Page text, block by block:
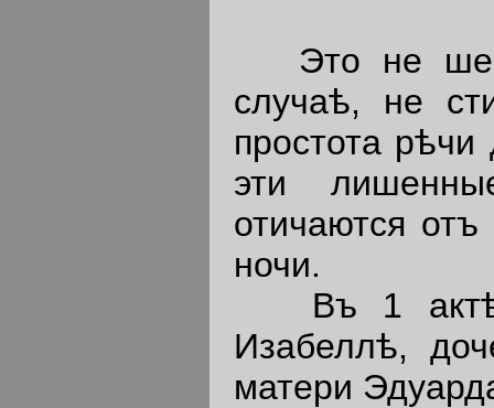
Это не
случаѣ, не
простота
эти
отичаются
ночи.
Въ 1 актѣ
Изабеллѣ,
матери